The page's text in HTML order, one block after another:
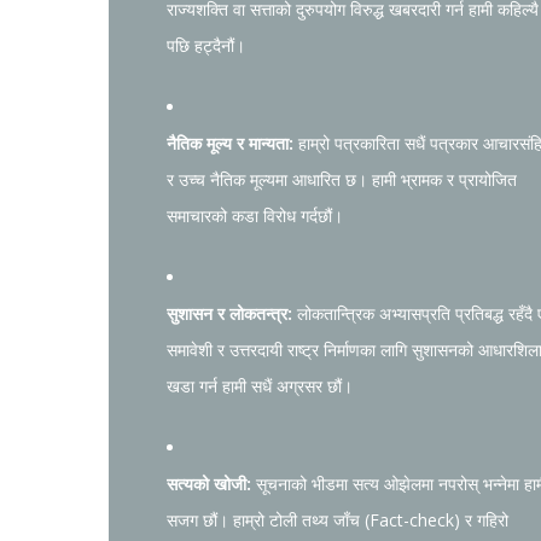
राज्यशक्ति वा सत्ताको दुरुपयोग विरुद्ध खबरदारी गर्न हामी कहिल्यै
पछि हट्दैनौं।
नैतिक मूल्य र मान्यता: हाम्रो पत्रकारिता सधैं पत्रकार
र उच्च नैतिक मूल्यमा आधारित छ। हामी भ्रामक र प्रायोजित
समाचारको कडा विरोध गर्दछौं।
सुशासन र लोकतन्त्र: लोकतान्त्रिक अभ्यासप्रति प्रतिबद्ध रहँदै
समावेशी र उत्तरदायी राष्ट्र निर्माणका लागि सुशासनको आधारशिला
खडा गर्न हामी सधैं अग्रसर छौं।
सत्यको खोजी: सूचनाको भीडमा सत्य ओझेलमा नपरोस् भन्नेमा
सजग छौं। हाम्रो टोली तथ्य जाँच (Fact-check) र गहिरो